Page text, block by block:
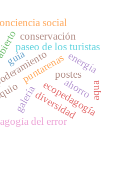
galería
postes
puntarenas
paseo de los turistas
ecopedagogía
conservación
diversidad
del error
social
energía
ahorro
guía
aqua